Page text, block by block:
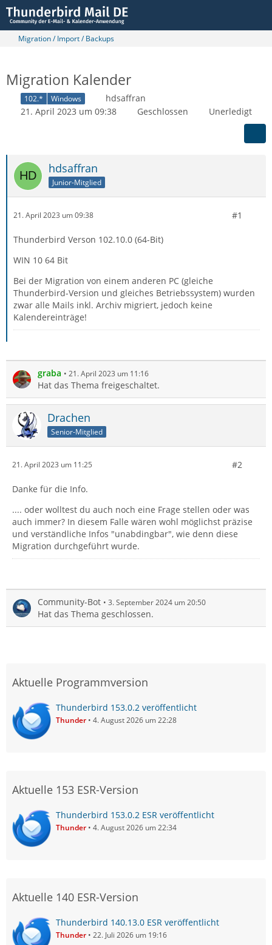
Migration / Import / Backups
Migration Kalender
102.* Windows
hdsaffran
21. April 2023 um 09:38
Geschlossen Unerledigt
hdsaffran
Junior-Mitglied
21. April 2023 um 09:38 #1
Thunderbird Verson 102.10.0 (64-Bit)
WIN 10 64 Bit
Bei der Migration von einem anderen PC (gleiche
Thunderbird-Version und gleiches Betriebssystem) wurden
zwar alle Mails inkl. Archiv migriert, jedoch keine
Kalendereinträge!
graba 21. April 2023 um 11:16
Hat das Thema freigeschaltet.
Drachen
Senior-Mitglied
21. April 2023 um 11:25 #2
Danke für die Info.
.... oder wolltest du auch noch eine Frage stellen oder was
auch immer? In diesem Falle wären wohl möglichst präzise
und verständliche Infos "unabdingbar", wie denn diese
Migration durchgeführt wurde.
Community-Bot 3. September 2024 um 20:50
Hat das Thema geschlossen.
Aktuelle Programmversion
Thunderbird 153.0.2 veröffentlicht
Thunder 4. August 2026 um 22:28
Aktuelle 153 ESR-Version
Thunderbird 153.0.2 ESR veröffentlicht
Thunder 4. August 2026 um 22:34
Aktuelle 140 ESR-Version
Thunderbird 140.13.0 ESR veröffentlicht
Thunder 22. Juli 2026 um 19:16